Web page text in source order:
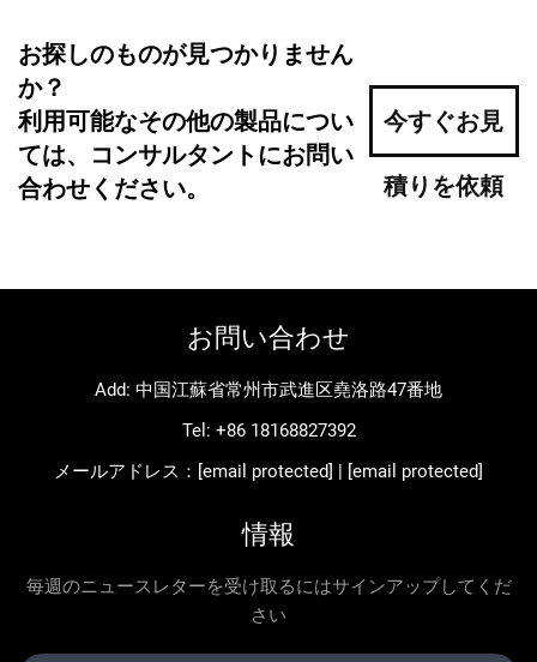
お探しのものが見つかりません
か？
利用可能なその他の製品につい
ては、コンサルタントにお問い
合わせください。
今すぐお見
積りを依頼
お問い合わせ
Add: 中国江蘇省常州市武進区堯洛路47番地
Tel: +86 18168827392
メールアドレス： [email protected] | [email protected]
情報
毎週のニュースレターを受け取るにはサインアップしてくだ
さい